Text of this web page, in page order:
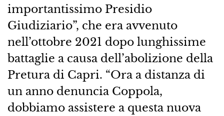
importantissimo Presidio
Giudiziario”, che era avvenuto
nell’ottobre 2021 dopo lunghissime
battaglie a causa dell’abolizione della
Pretura di Capri. “Ora a distanza di
un anno denuncia Coppola,
dobbiamo assistere a questa nuova